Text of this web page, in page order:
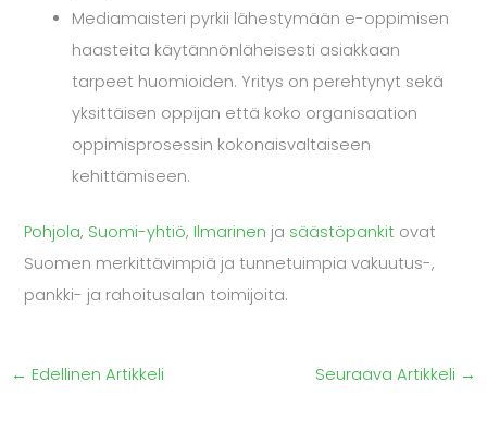
Mediamaisteri pyrkii lähestymään e-oppimisen
haasteita käytännönläheisesti asiakkaan
tarpeet huomioiden. Yritys on perehtynyt sekä
yksittäisen oppijan että koko organisaation
oppimisprosessin kokonaisvaltaiseen
kehittämiseen.
Pohjola, Suomi-yhtiö, Ilmarinen ja säästöpankit ovat
Suomen merkittävimpiä ja tunnetuimpia vakuutus-,
pankki- ja rahoitusalan toimijoita.
← Edellinen Artikkeli Seuraava Artikkeli →